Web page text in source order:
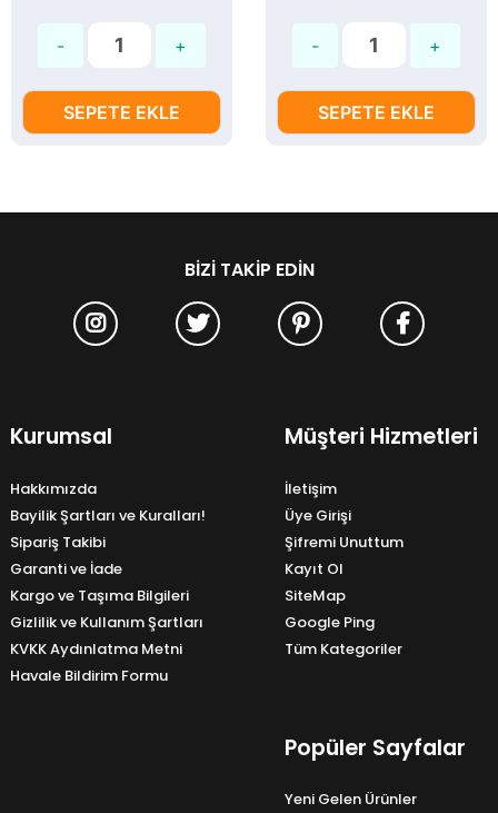
SEPETE EKLE SEPETE EKLE
BIZI TAKIP EDIN
Kurumsal
Hakkımızda
Bayilik Şartları ve Kuralları!
Sipariş Takibi
Garanti ve İade
Kargo ve Taşıma Bilgileri
Gizlilik ve Kullanım Şartları
KVKK Aydınlatma Metni
Havale Bildirim Formu
Müşteri Hizmetleri
İletişim
Üye Girişi
Şifremi Unuttum
Kayıt Ol
SiteMap
Google Ping
Tüm Kategoriler
Popüler Sayfalar
Yeni Gelen Ürünler